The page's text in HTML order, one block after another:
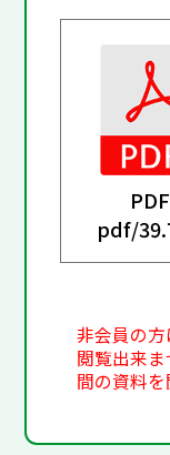
PDF
pdf/
非会員の
閲覧出来
間の資料を